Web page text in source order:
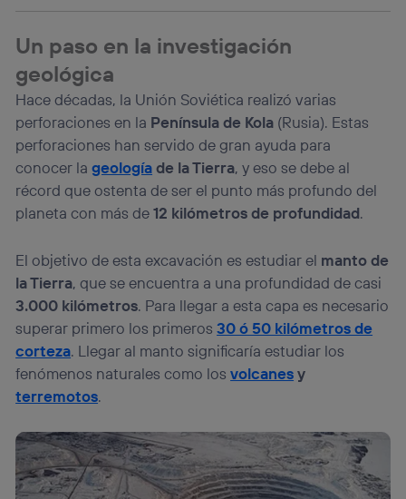
Un paso en la investigación
geológica
Hace décadas, la Unión Soviética realizó varias
perforaciones en la Península de Kola (Rusia). Estas
perforaciones han servido de gran ayuda para
conocer lageologíade la Tierra, y eso se debe al
récord que ostenta de ser el punto más profundo del
planeta con más de12 kilómetros de profundidad.
El objetivo de esta excavación es estudiar el manto de
la Tierra, que se encuentra a una profundidad de casi
3.000 kilómetros. Para llegar a esta capa es necesario
superar primero los primeros30 ó 50 kilómetros de
corteza. Llegar al manto significaría estudiar los
fenómenos naturales como losvolcanesy
terremotos.
el marketing o análisis se realizará en función de las
actividades de navegación de los miembros del hogar
que hayan dado su consentimiento.
Si utilizasdatos móviles, el marketing será más
personalizado, ya que se basará únicamente en la
navegación del usuario del móvil.
Puedes gestionar los consentimientos Utiq seleccionando
“Administrar Utiq” en la parte inferior de esta página web o
visitando el portal de privacidad de Utiq
(“consenthub”) . Para más información, consulta